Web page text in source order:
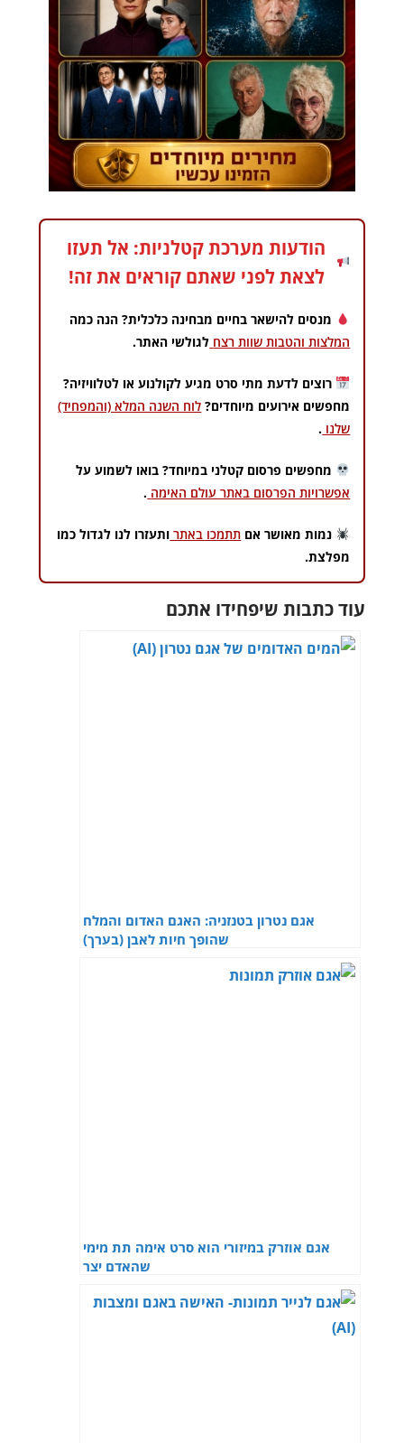
הודעות מערכת קטלניות: אל תעזו
לצאת לפני שאתם קוראים את זה!
מנסים להישאר בחיים מבחינה כלכלית? הנה כמה
המלצות והטבות שוות רצח לגולשי האתר.
רוצים לדעת מתי סרט מגיע לקולנוע או לטלוויזיה?
מחפשים אירועים מיוחדים? לוח השנה המלא (והמפחיד)
שלנו .
מחפשים פרסום קטלני במיוחד? בואו לשמוע על
אפשרויות הפרסום באתר עולם האימה .
נמות מאושר אם תתמכו באתר ותעזרו לנו לגדול כמו
מפלצת.
עוד כתבות שיפחידו אתכם
אגם נטרון בטנזניה: האגם האדום והמלח
שהופך חיות לאבן (בערך)
אגם אוזרק במיזורי הוא סרט אימה תת מימי
שהאדם יצר